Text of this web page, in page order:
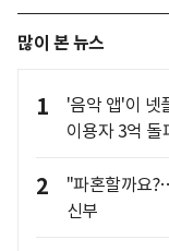
많이 본 뉴스
1
'음악 앱'이 넷
이용자 3억 돌
2
"파혼할까요
신부